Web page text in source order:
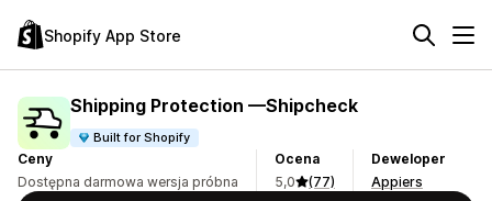
Shopify App Store
Shipping Protection —Shipcheck
Built for Shopify
Ceny
Dostępna darmowa wersja próbna
Ocena
5,0
(77)
Deweloper
Appiers